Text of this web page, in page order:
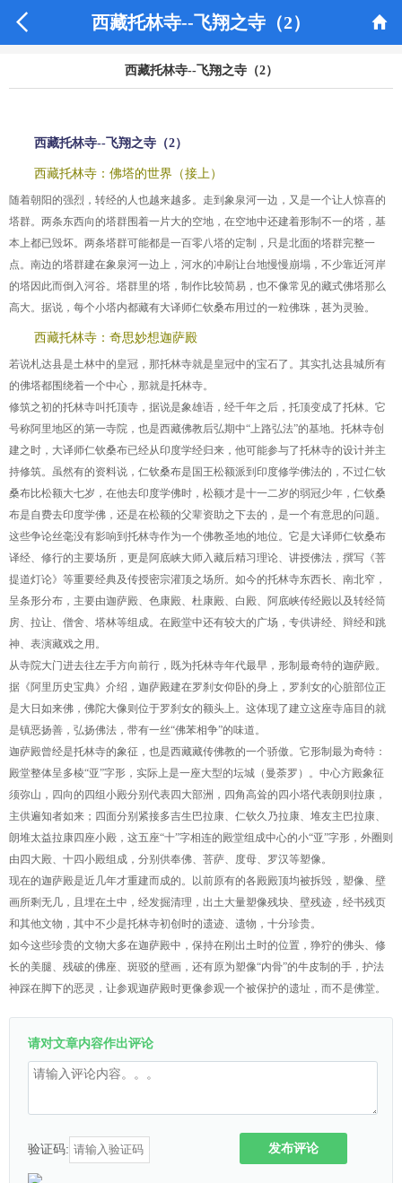
 西藏托林寺--飞翔之寺（2） 
西藏托林寺--飞翔之寺（2）
西藏托林寺--飞翔之寺（2）
西藏托林寺：佛塔的世界（接上）
随着朝阳的强烈，转经的人也越来越多。走到象泉河一边，又是一个让人惊喜的
塔群。两条东西向的塔群围着一片大的空地，在空地中还建着形制不一的塔，基
本上都已毁坏。两条塔群可能都是一百零八塔的定制，只是北面的塔群完整一
点。南边的塔群建在象泉河一边上，河水的冲刷让台地慢慢崩塌，不少靠近河岸
的塔因此而倒入河谷。塔群里的塔，制作比较简易，也不像常见的藏式佛塔那么
高大。据说，每个小塔内都藏有大译师仁钦桑布用过的一粒佛珠，甚为灵验。
西藏托林寺：奇思妙想迦萨殿
若说札达县是土林中的皇冠，那托林寺就是皇冠中的宝石了。其实扎达县城所有
的佛塔都围绕着一个中心，那就是托林寺。
修筑之初的托林寺叫托顶寺，据说是象雄语，经千年之后，托顶变成了托林。它
号称阿里地区的第一寺院，也是西藏佛教后弘期中“上路弘法”的基地。托林寺创
建之时，大译师仁钦桑布已经从印度学经归来，他可能参与了托林寺的设计并主
持修筑。虽然有的资料说，仁钦桑布是国王松额派到印度修学佛法的，不过仁钦
桑布比松额大七岁，在他去印度学佛时，松额才是十一二岁的弱冠少年，仁钦桑
布是自费去印度学佛，还是在松额的父辈资助之下去的，是一个有意思的问题。
这些争论丝毫没有影响到托林寺作为一个佛教圣地的地位。它是大译师仁钦桑布
译经、修行的主要场所，更是阿底峡大师入藏后精习理论、讲授佛法，撰写《菩
提道灯论》等重要经典及传授密宗灌顶之场所。如今的托林寺东西长、南北窄，
呈条形分布，主要由迦萨殿、色康殿、杜康殿、白殿、阿底峡传经殿以及转经筒
房、拉让、僧舍、塔林等组成。在殿堂中还有较大的广场，专供讲经、辩经和跳
神、表演藏戏之用。
从寺院大门进去往左手方向前行，既为托林寺年代最早，形制最奇特的迦萨殿。
据《阿里历史宝典》介绍，迦萨殿建在罗刹女仰卧的身上，罗刹女的心脏部位正
是大日如来佛，佛陀大像则位于罗刹女的额头上。这体现了建立这座寺庙目的就
是镇恶扬善，弘扬佛法，带有一丝“佛苯相争”的味道。
迦萨殿曾经是托林寺的象征，也是西藏藏传佛教的一个骄傲。它形制最为奇特：
殿堂整体呈多棱“亚”字形，实际上是一座大型的坛城（曼荼罗）。中心方殿象征
须弥山，四向的四组小殿分别代表四大部洲，四角高耸的四小塔代表朗则拉康，
主供遍知者如来；四面分别紧接多吉生巴拉康、仁钦久乃拉康、堆友主巴拉康、
朗堆太益拉康四座小殿，这五座“十”字相连的殿堂组成中心的小“亚”字形，外圈则
由四大殿、十四小殿组成，分别供奉佛、菩萨、度母、罗汉等塑像。
现在的迦萨殿是近几年才重建而成的。以前原有的各殿殿顶均被拆毁，塑像、壁
画所剩无几，且埋在土中，经发掘清理，出土大量塑像残块、壁残迹，经书残页
和其他文物，其中不少是托林寺初创时的遗迹、遗物，十分珍贵。
如今这些珍贵的文物大多在迦萨殿中，保持在刚出土时的位置，狰狞的佛头、修
长的美腿、残破的佛座、斑驳的壁画，还有原为塑像“内骨”的牛皮制的手，护法
神踩在脚下的恶灵，让参观迦萨殿时更像参观一个被保护的遗址，而不是佛堂。
请对文章内容作出评论
验证码: 发布评论